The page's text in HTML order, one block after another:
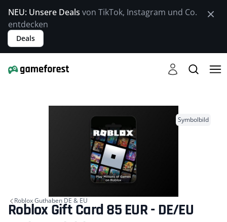
NEU: Unsere Deals von TikTok, Instagram und Co.
entdecken
Deals
Symbolbild
Roblox Guthaben DE & EU
Roblox Gift Card 85 EUR - DE/EU